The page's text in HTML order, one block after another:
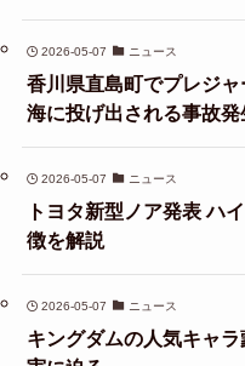
2026-05-07 ニュース
香川県直島町でプレジ
海に投げ出される事故発
2026-05-07 ニュース
トヨタ新型ノア発表 ハ
徴を解説
2026-05-07 ニュース
キングダムの人気キャ